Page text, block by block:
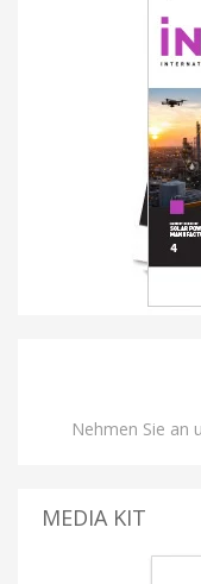
Nehmen Sie an
MEDIA KIT